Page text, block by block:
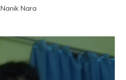
Nanik Nara